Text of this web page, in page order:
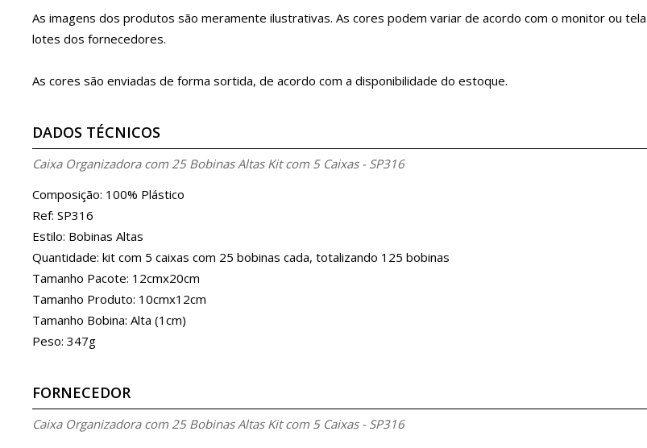
As imagens dos produtos são meramente ilustrativas. As cores podem variar de acordo com o monitor ou
lotes dos fornecedores.
As cores são enviadas de forma sortida, de acordo com a disponibilidade do estoque.
DADOS TÉCNICOS
Caixa Organizadora com 25 Bobinas Altas Kit com 5 Caixas - SP316
Composição: 100% Plástico
Ref: SP316
Estilo: Bobinas Altas
Quantidade: kit com 5 caixas com 25 bobinas cada, totalizando 125 bobinas
Tamanho Pacote: 12cmx20cm
Tamanho Produto: 10cmx12cm
Tamanho Bobina: Alta (1cm)
Peso: 347g
FORNECEDOR
Caixa Organizadora com 25 Bobinas Altas Kit com 5 Caixas - SP316